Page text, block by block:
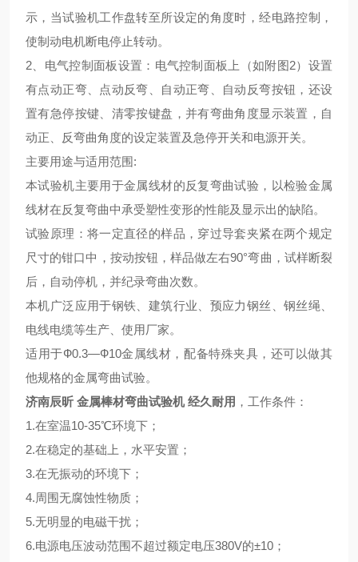
示，当试验机工作盘转至所设定的角度时，经电路控制，
使制动电机断电停止转动。
2、电气控制面板设置：电气控制面板上（如附图2）设置
有点动正弯、点动反弯、自动正弯、自动反弯按钮，还设
置有急停按键、清零按键盘，并有弯曲角度显示装置，自
动正、反弯曲角度的设定装置及急停开关和电源开关。
主要用途与适用范围:
本试验机主要用于金属线材的反复弯曲试验，以检验金属
线材在反复弯曲中承受塑性变形的性能及显示出的缺陷。
试验原理：将一定直径的样品，穿过导套夹紧在两个规定
尺寸的钳口中，按动按钮，样品做左右90°弯曲，试样断裂
后，自动停机，并纪录弯曲次数。
本机广泛应用于钢铁、建筑行业、预应力钢丝、钢丝绳、
电线电缆等生产、使用厂家。
适用于Ф0.3—Ф10金属线材，配备特殊夹具，还可以做其
他规格的金属弯曲试验。
济南辰昕 金属棒材弯曲试验机 经久耐用 ，工作条件：
1.在室温10-35℃环境下；
2.在稳定的基础上，水平安置；
3.在无振动的环境下；
4.周围无腐蚀性物质；
5.无明显的电磁干扰；
6.电源电压波动范围不超过额定电压380V的±10；